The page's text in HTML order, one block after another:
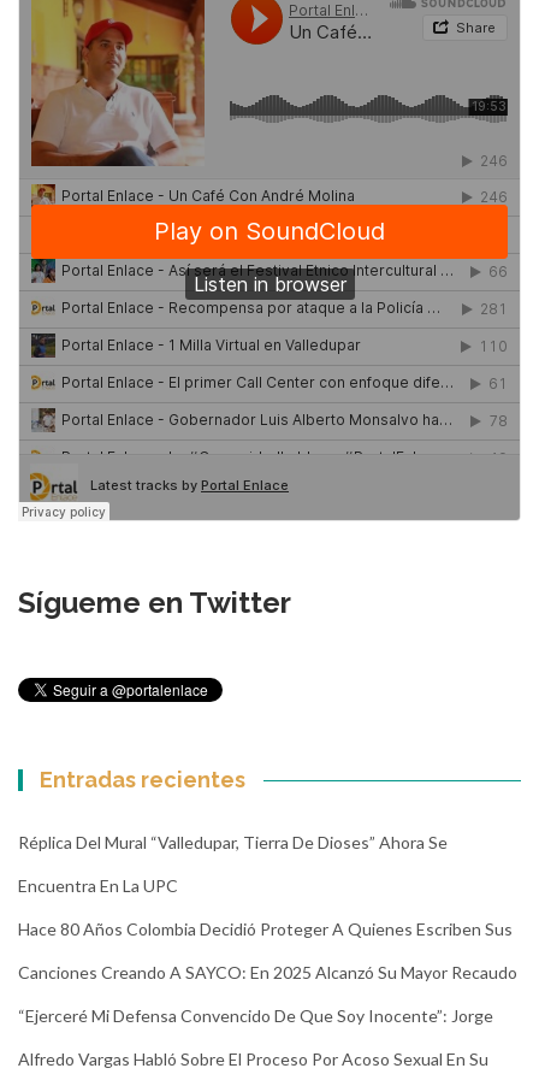
Sígueme en Twitter
Entradas recientes
Réplica Del Mural “Valledupar, Tierra De Dioses” Ahora Se
Encuentra En La UPC
Hace 80 Años Colombia Decidió Proteger A Quienes Escriben Sus
Canciones Creando A SAYCO: En 2025 Alcanzó Su Mayor Recaudo
“Ejerceré Mi Defensa Convencido De Que Soy Inocente”: Jorge
Alfredo Vargas Habló Sobre El Proceso Por Acoso Sexual En Su